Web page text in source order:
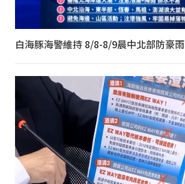
白海豚海警維持 8/8-8/9晨中北部防豪雨